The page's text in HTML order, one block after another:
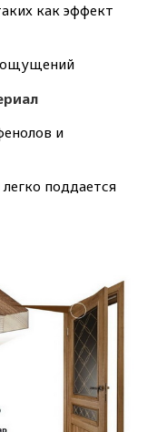
как эффект
ощущений
и
поддается